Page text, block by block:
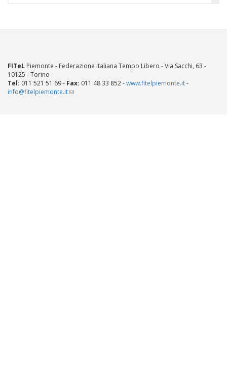
FITeL Piemonte - Federazione Italiana Tempo Libero - Via Sacchi, 63 -
10125 - Torino
Tel: 011 521 51 69 - Fax: 011 48 33 852 -www.fitelpiemonte.it-
info@fitelpiemonte.it(link